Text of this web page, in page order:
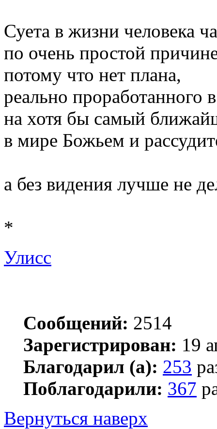
Суета в жизни человека
по очень простой
потому что нет плана,
реально проработанного в
на хотя бы самый
в мире Божьем и
а без видения лучше не
*
Улисс
Сообщений: 2514
Зарегистрирован: 19
Благодарил (а): 253
Поблагодарили: 367
Вернуться наверх